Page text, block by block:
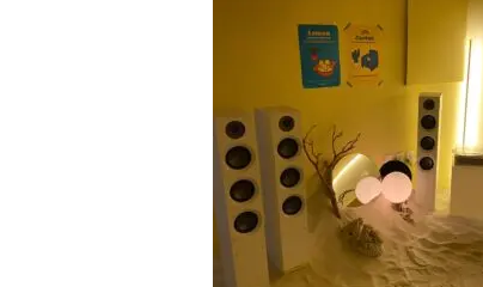
校舎案内
ご入校までの流れ